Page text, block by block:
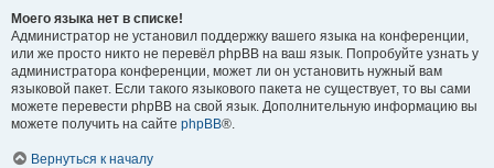
Моего языка нет в списке!
Администратор не установил поддержку вашего языка на конференции,
или же просто никто не перевёл phpBB на ваш язык. Попробуйте узнать у
администратора конференции, может ли он установить нужный вам
языковой пакет. Если такого языкового пакета не существует, то вы сами
можете перевести phpBB на свой язык. Дополнительную информацию вы
можете получить на сайте phpBB®.
Вернуться к началу